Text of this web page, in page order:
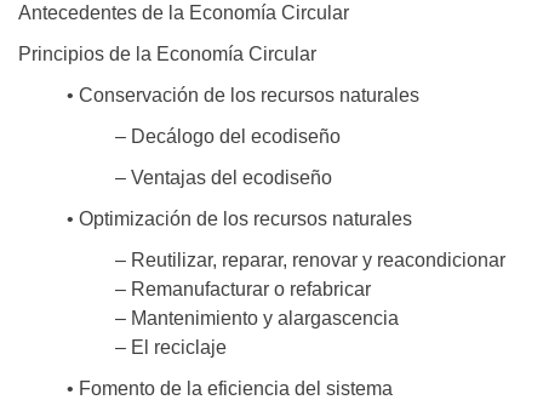
Antecedentes de la Economía Circular
Principios de la Economía Circular
• Conservación de los recursos naturales
– Decálogo del ecodiseño
– Ventajas del ecodiseño
• Optimización de los recursos naturales
– Reutilizar, reparar, renovar y reacondicionar
– Remanufacturar o refabricar
– Mantenimiento y alargascencia
– El reciclaje
• Fomento de la eficiencia del sistema